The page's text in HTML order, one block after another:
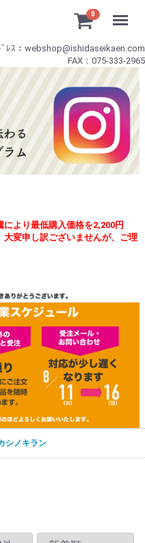
0
ﾞﾚｽ：webshop@ishidaseikaen.com
FAX：075-333-2965
により最低購入価格を2,200円
大変申し訳ございませんが、ご理
シノキラン